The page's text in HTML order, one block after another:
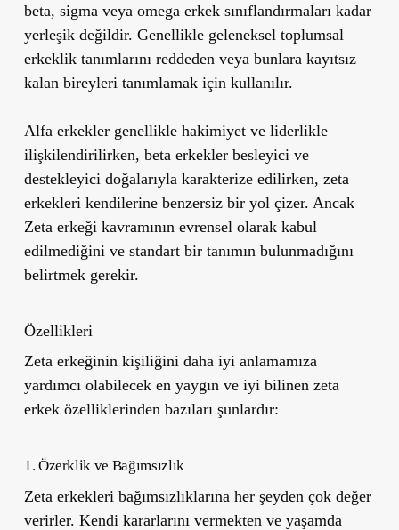
beta, sigma veya omega erkek sınıflandırmaları kadar
yerleşik değildir. Genellikle geleneksel toplumsal
erkeklik tanımlarını reddeden veya bunlara kayıtsız
kalan bireyleri tanımlamak için kullanılır.
Alfa erkekler genellikle hakimiyet ve liderlikle
ilişkilendirilirken, beta erkekler besleyici ve
destekleyici doğalarıyla karakterize edilirken, zeta
erkekleri kendilerine benzersiz bir yol çizer. Ancak
Zeta erkeği kavramının evrensel olarak kabul
edilmediğini ve standart bir tanımın bulunmadığını
belirtmek gerekir.
Özellikleri
Zeta erkeğinin kişiliğini daha iyi anlamamıza
yardımcı olabilecek en yaygın ve iyi bilinen zeta
erkek özelliklerinden bazıları şunlardır:
1. Özerklik ve Bağımsızlık
Zeta erkekleri bağımsızlıklarına her şeyden çok değer
verirler. Kendi kararlarını vermekten ve yaşamda